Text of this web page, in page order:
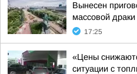
Вынесен
массовой
17:25
«Цены
ситуации с